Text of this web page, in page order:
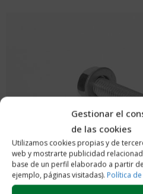
Gestionar el
de las cookies
Utilizamos cookies propias y de
web y mostrarte publicidad
base de un perfil elaborado a partir
ejemplo, páginas visitadas). Política